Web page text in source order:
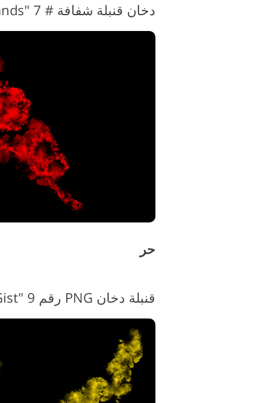
دخان قنبلة شفافة # 7 "Baghdad Sands"
حر
قنبلة دخان PNG رقم 9 "Gist من Mystery"